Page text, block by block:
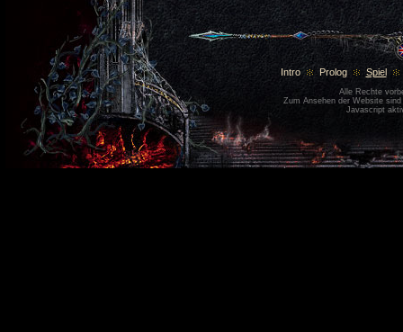
Intro Prolog Spiel
Alle Rechte
Zum Ansehen der Website sind
Javascript